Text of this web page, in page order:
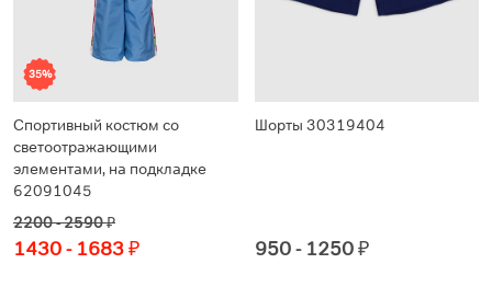
35%
Спортивный костюм со
светоотражающими
элементами, на подкладке
62091045
2200 - 2590₽
1430 - 1683₽
Шорты 30319404
950 - 1250₽